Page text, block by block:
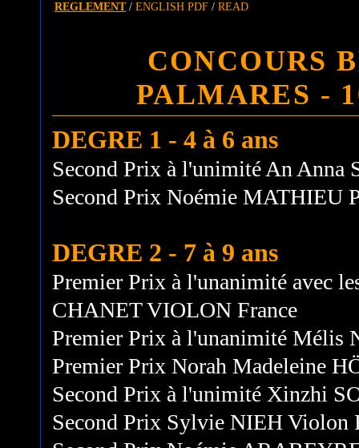
REGLEMENT/ ENGLISH PDF / READ
CONCOURS
PALMARES -
DEGRE 1 - 4 à 6 ans
Second Prix à l'unimité An Anna
Second Prix Noémie MATHIEU
DEGRE 2 - 7 à 9 ans
Premier Prix à l'unanimité avec
CHANET VIOLON France
Premier Prix à l'unanimité Mélis
Premier Prix Norah Madeleine
Second Prix à l'unimité Xinzhi
Second Prix Sylvie NIEH Violon